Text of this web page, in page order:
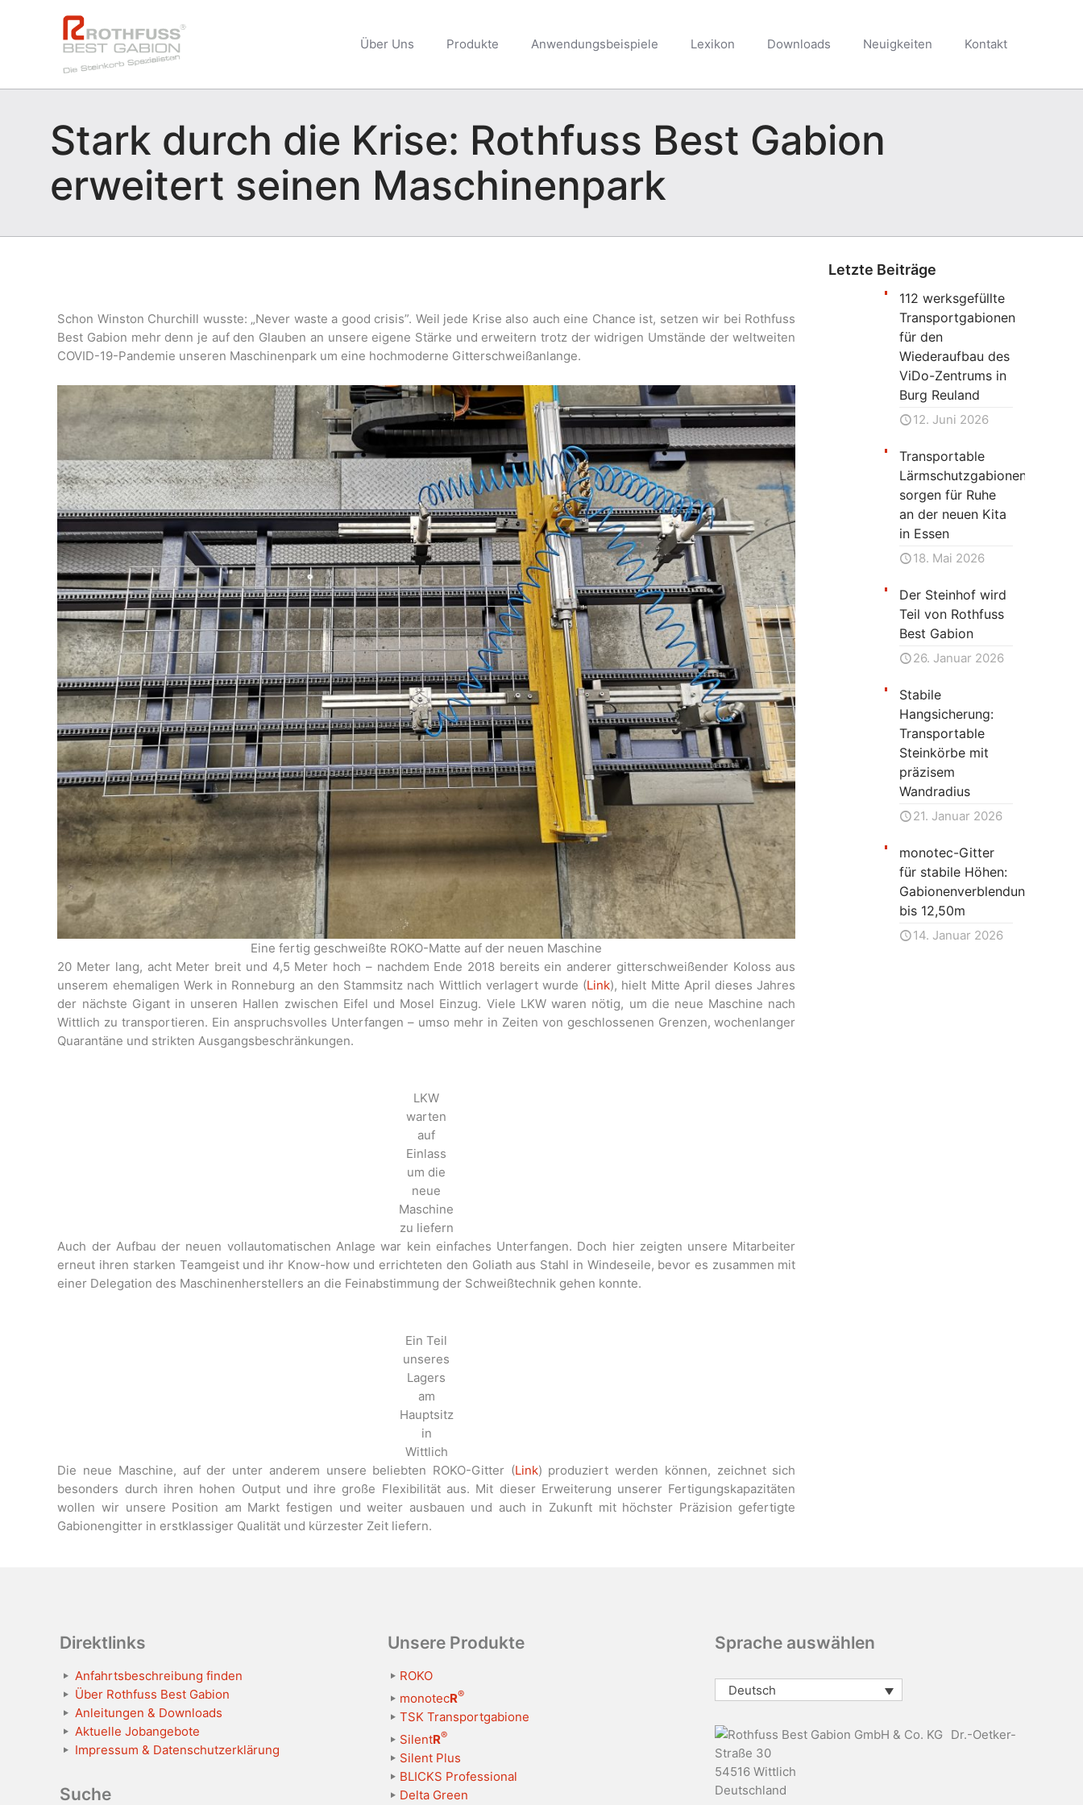
Über Uns Produkte Anwendungsbeispiele Lexikon Downloads Neuigkeiten Kontakt
Stark durch die Krise: Rothfuss Best Gabion
erweitert seinen Maschinenpark
Schon Winston Churchill wusste: „Never waste a good crisis”. Weil jede Krise also auch eine Chance ist, setzen wir bei Rothfuss
Best Gabion mehr denn je auf den Glauben an unsere eigene Stärke und erweitern trotz der widrigen Umstände der weltweiten
COVID-19-Pandemie unseren Maschinenpark um eine hochmoderne Gitterschweißanlange.
Eine fertig geschweißte ROKO-Matte auf der neuen Maschine
20 Meter lang, acht Meter breit und 4,5 Meter hoch – nachdem Ende 2018 bereits ein anderer gitterschweißender Koloss aus
unserem ehemaligen Werk in Ronneburg an den Stammsitz nach Wittlich verlagert wurde (Link), hielt Mitte April dieses Jahres
der nächste Gigant in unseren Hallen zwischen Eifel und Mosel Einzug. Viele LKW waren nötig, um die neue Maschine nach
Wittlich zu transportieren. Ein anspruchsvolles Unterfangen – umso mehr in Zeiten von geschlossenen Grenzen, wochenlanger
Quarantäne und strikten Ausgangsbeschränkungen.
LKW
warten
auf
Einlass
um die
neue
Maschine
zu liefern
Auch der Aufbau der neuen vollautomatischen Anlage war kein einfaches Unterfangen. Doch hier zeigten unsere Mitarbeiter
erneut ihren starken Teamgeist und ihr Know-how und errichteten den Goliath aus Stahl in Windeseile, bevor es zusammen mit
einer Delegation des Maschinenherstellers an die Feinabstimmung der Schweißtechnik gehen konnte.
Ein Teil
unseres
Lagers
am
Hauptsitz
in
Wittlich
Die neue Maschine, auf der unter anderem unsere beliebten ROKO-Gitter (Link) produziert werden können, zeichnet sich
besonders durch ihren hohen Output und ihre große Flexibilität aus. Mit dieser Erweiterung unserer Fertigungskapazitäten
wollen wir unsere Position am Markt festigen und weiter ausbauen und auch in Zukunft mit höchster Präzision gefertigte
Gabionengitter in erstklassiger Qualität und kürzester Zeit liefern.
Letzte Beiträge
112 werksgefüllte
Transportgabionen
für den
Wiederaufbau des
ViDo-Zentrums in
Burg Reuland
12. Juni 2026
Transportable
Lärmschutzgabionen
sorgen für Ruhe
an der neuen Kita
in Essen
18. Mai 2026
Der Steinhof wird
Teil von Rothfuss
Best Gabion
26. Januar 2026
Stabile
Hangsicherung:
Transportable
Steinkörbe mit
präzisem
Wandradius
21. Januar 2026
monotec-Gitter
für stabile Höhen:
Gabionenverblendung
bis 12,50m
14. Januar 2026
Direktlinks
Anfahrtsbeschreibung finden
Über Rothfuss Best Gabion
Anleitungen & Downloads
Aktuelle Jobangebote
Impressum & Datenschutzerklärung
Suche
Unsere Produkte
ROKO
monotecR®
TSK Transportgabione
SilentR®
Silent Plus
BLICKS Professional
Delta Green
Sprache auswählen
Deutsch
Dr.-Oetker-
Straße 30
54516 Wittlich
Deutschland